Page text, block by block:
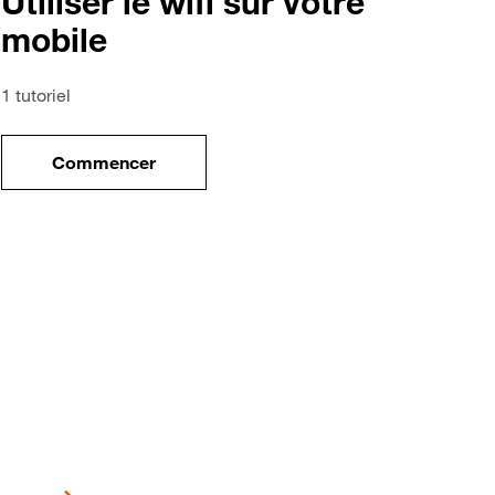
nouveau mobile
mobile
1 tutoriel
Commencerle tuto pour Utiliser le wifi sur votre mobile